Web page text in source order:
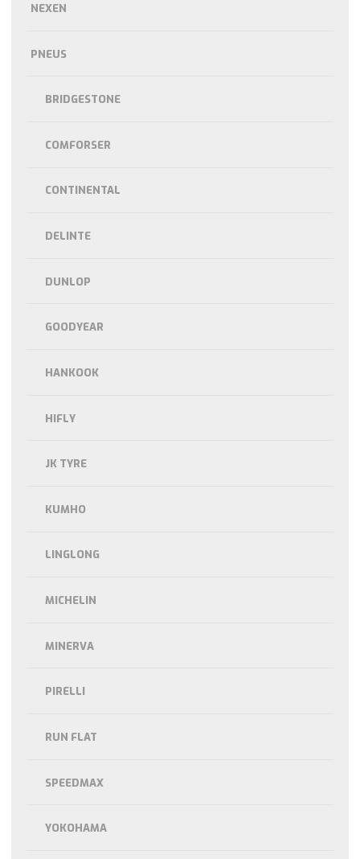
NEXEN
PNEUS
BRIDGESTONE
COMFORSER
CONTINENTAL
DELINTE
DUNLOP
GOODYEAR
HANKOOK
HIFLY
JK TYRE
KUMHO
LINGLONG
MICHELIN
MINERVA
PIRELLI
RUN FLAT
SPEEDMAX
YOKOHAMA